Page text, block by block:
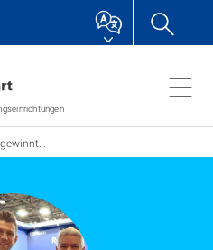
Workshop der ICRA 2026